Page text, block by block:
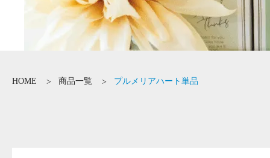
HOME 商品一覧 プルメリアハート単品